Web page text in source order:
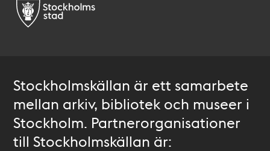
Stockholmskällan är ett samarbete
mellan arkiv, bibliotek och museer i
Stockholm. Partnerorganisationer
till Stockholmskällan är: